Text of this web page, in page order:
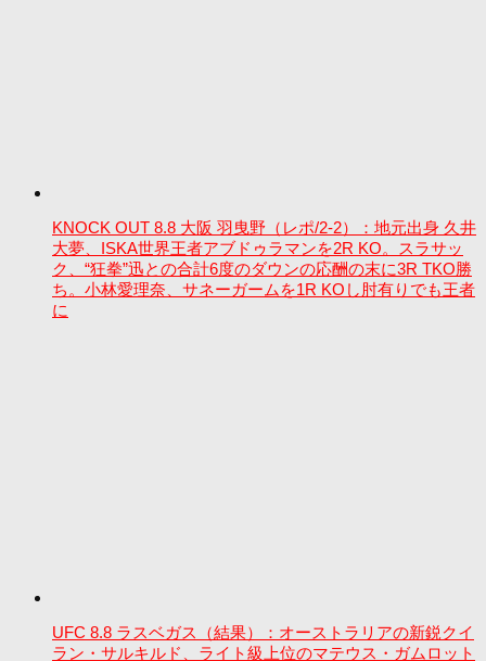
KNOCK OUT 8.8 大阪 羽曳野（レポ/2-2）：地元出身 久井
大夢、ISKA世界王者アブドゥラマンを2R KO。スラサッ
ク、“狂拳”迅との合計6度のダウンの応酬の末に3R TKO勝
ち。小林愛理奈、サネーガームを1R KOし肘有りでも王者
に
UFC 8.8 ラスベガス（結果）：オーストラリアの新鋭クイ
ラン・サルキルド、ライト級上位のマテウス・ガムロット